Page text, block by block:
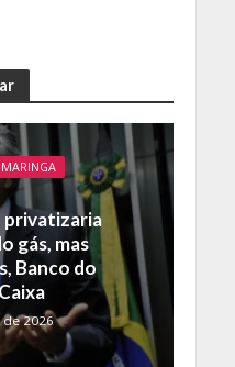
MARINGA
privatizaria
gás, mas
Banco do
2026